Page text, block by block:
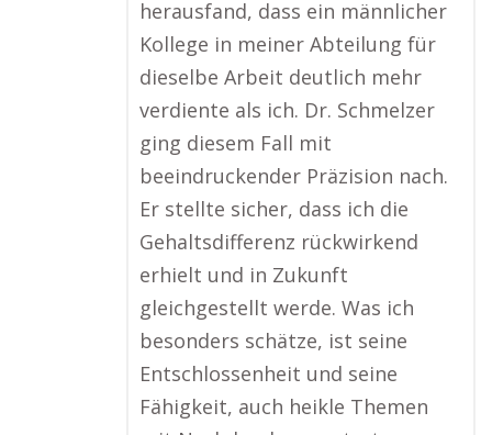
herausfand, dass ein männlicher
Kollege in meiner Abteilung für
dieselbe Arbeit deutlich mehr
verdiente als ich. Dr. Schmelzer
ging diesem Fall mit
beeindruckender Präzision nach.
Er stellte sicher, dass ich die
Gehaltsdifferenz rückwirkend
erhielt und in Zukunft
gleichgestellt werde. Was ich
besonders schätze, ist seine
Entschlossenheit und seine
Fähigkeit, auch heikle Themen